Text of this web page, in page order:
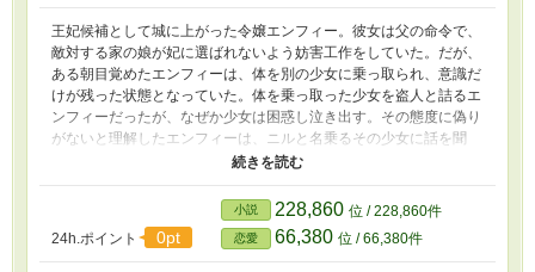
王妃候補として城に上がった令嬢エンフィー。彼女は父の命令で、
敵対する家の娘が妃に選ばれないよう妨害工作をしていた。だが、
ある朝目覚めたエンフィーは、体を別の少女に乗っ取られ、意識だ
けが残った状態となっていた。体を乗っ取った少女を盗人と詰るエ
ンフィーだったが、なぜか少女は困惑し泣き出す。その態度に偽り
がないと理解したエンフィーは、ニルと名乗るその少女に話を聞
く。するとニルは、衝撃の事実を話し始めた。わたしは兄に殺され
た、と……。 ※別サイトに投稿している作品にR18要素を加えた物
24h.ポイント 0pt
小説 228,860 位 / 228,860件
恋愛 66,380 位 / 66,380件